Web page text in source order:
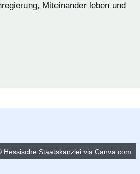
Miteinander leben und
Hessische Staatskanzlei via Canva.com